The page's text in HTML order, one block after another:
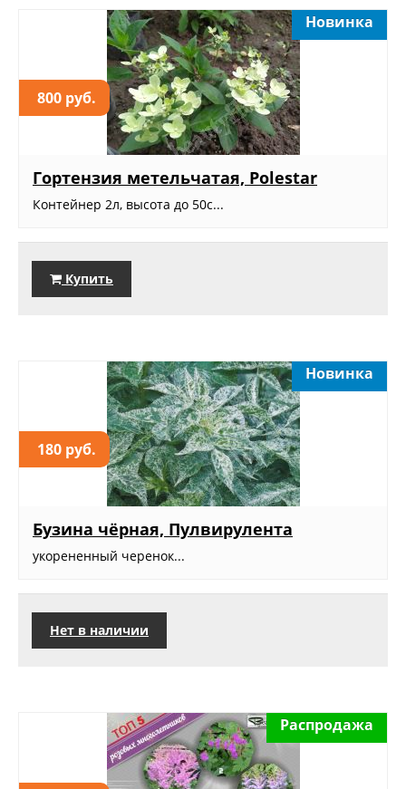
800 руб.
Новинка
Гортензия метельчатая, Polestar
Контейнер 2л, высота до 50с...
Купить
180 руб.
Новинка
Бузина чёрная, Пулвирулента
укорененный черенок...
Нет в наличии
Распродажа